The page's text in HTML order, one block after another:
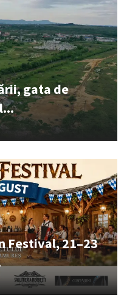
gata de
Festival, 21–23